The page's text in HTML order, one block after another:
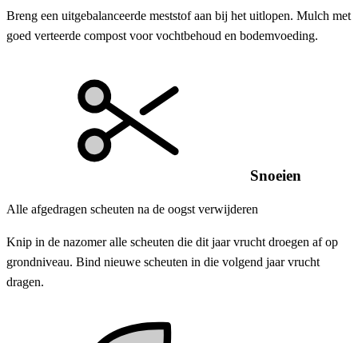
Breng een uitgebalanceerde meststof aan bij het uitlopen. Mulch met
goed verteerde compost voor vochtbehoud en bodemvoeding.
Snoeien
Alle afgedragen scheuten na de oogst verwijderen
Knip in de nazomer alle scheuten die dit jaar vrucht droegen af op
grondniveau. Bind nieuwe scheuten in die volgend jaar vrucht
dragen.